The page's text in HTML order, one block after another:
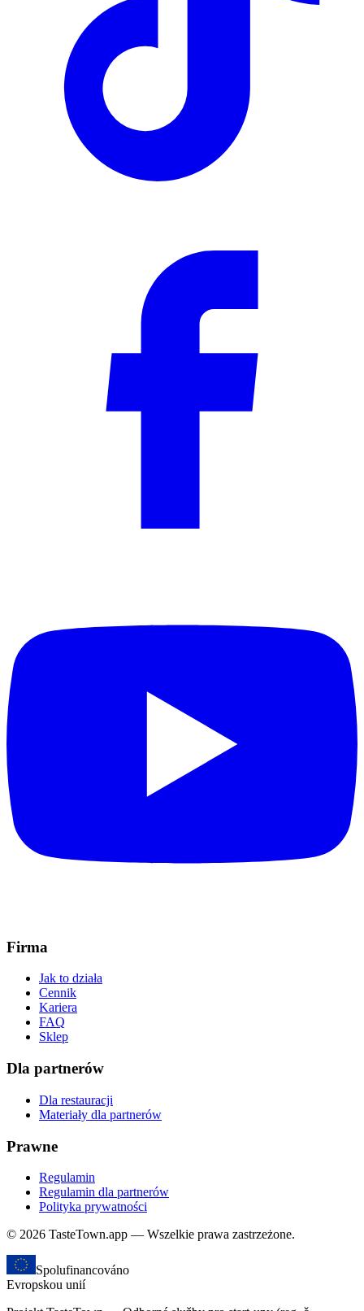
Firma
Jak to działa
Cennik
Kariera
FAQ
Sklep
Dla partnerów
Dla restauracji
Materiały dla partnerów
Prawne
Regulamin
Regulamin dla partnerów
Polityka prywatności
© 2026 TasteTown.app — Wszelkie prawa zastrzeżone.
Spolufinancováno
Evropskou unií